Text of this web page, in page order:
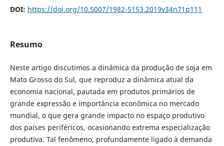
DOI: https://doi.org/10.5007/1982-5153.2019v34n71p111
Resumo
Neste artigo discutimos a dinâmica da produção de soja em
Mato Grosso do Sul, que reproduz a dinâmica atual da
economia nacional, pautada em produtos primários de
grande expressão e importância econômica no mercado
mundial, o que gera grande impacto no espaço produtivo
dos países periféricos, ocasionando extrema especialização
produtiva. Tal fenômeno, profundamente ligado à demanda